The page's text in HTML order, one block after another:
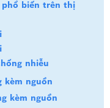
phổ biến trên thị
nhiễu
kèm nguồn
kèm nguồn